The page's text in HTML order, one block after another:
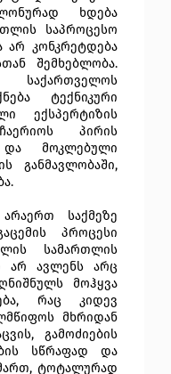
ხდება
საპროცესო
არ კონკრეტდება
შემხებლობა.
ტექნიკური
ექსპერტიზის
პირის
და მოკლებული
განმავლობაში,
საქმეზე
პროცესი
სამართლის
არ ავლენს არც
მოჰყვა
რაც კიდევ
მხრიდან
გამოძიების
სწრაფად და
ტოტალურად